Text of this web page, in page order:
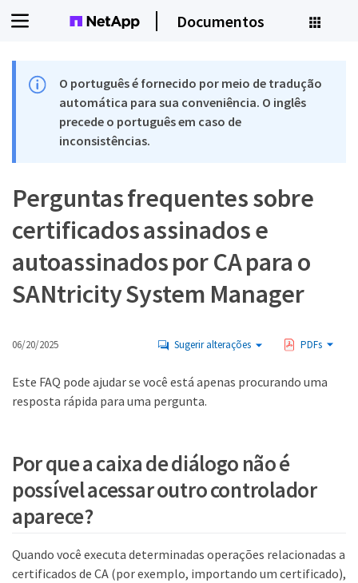
Documentos
O português é fornecido por meio de tradução
automática para sua conveniência. O inglês
precede o português em caso de
inconsistências.
Perguntas frequentes sobre
certificados assinados e
autoassinados por CA para o
SANtricity System Manager
06/20/2025 Sugerir alterações PDFs
Este FAQ pode ajudar se você está apenas procurando uma
resposta rápida para uma pergunta.
Por que a caixa de diálogo não é
possível acessar outro controlador
aparece?
Quando você executa determinadas operações relacionadas a
certificados de CA (por exemplo, importando um certificado),